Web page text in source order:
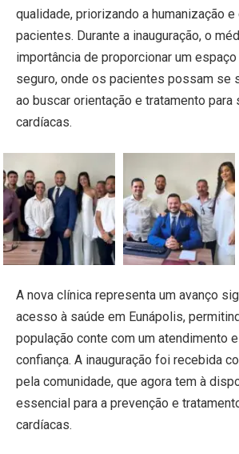
qualidade, priorizando a humanização
pacientes. Durante a inauguração, o
importância de proporcionar um
seguro, onde os pacientes possam se
ao buscar orientação e tratamento para
cardíacas.
A nova clínica representa um avanço
acesso à saúde em Eunápolis,
população conte com um atendimento
confiança. A inauguração foi recebida
pela comunidade, que agora tem à
essencial para a prevenção e
cardíacas.